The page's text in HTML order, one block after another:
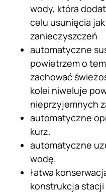
wody, która
celu usunięcia
zanieczyszczeń
automatyczne
powietrzem o
zachować
kolei niweluje
nieprzyjemnych
automatyczne
kurz.
automatyczne
wodę.
łatwa
konstrukcja stacji